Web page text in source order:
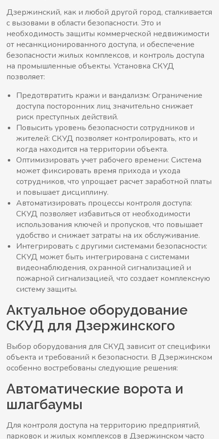
Дзержинский, как и любой другой город, сталкивается
с вызовами в области безопасности. Это и
необходимость защиты коммерческой недвижимости
от несанкционированного доступа, и обеспечение
безопасности жилых комплексов, и контроль доступа
на промышленные объекты. Установка СКУД
позволяет:
Предотвратить кражи и вандализм: Ограничение
доступа посторонних лиц значительно снижает
риск преступных действий.
Повысить уровень безопасности сотрудников и
жителей: СКУД позволяет контролировать, кто и
когда находится на территории объекта.
Оптимизировать учет рабочего времени: Система
может фиксировать время прихода и ухода
сотрудников, что упрощает расчет заработной платы
и повышает дисциплину.
Автоматизировать процессы контроля доступа:
СКУД позволяет избавиться от необходимости
использования ключей и пропусков, что повышает
удобство и снижает затраты на их обслуживание.
Интегрировать с другими системами безопасности:
СКУД может быть интегрирована с системами
видеонаблюдения, охранной сигнализацией и
пожарной сигнализацией, что создает комплексную
систему защиты.
Актуальное оборудование
СКУД для Дзержинского
Выбор оборудования для СКУД зависит от специфики
объекта и требований к безопасности. В Дзержинском
особенно востребованы следующие решения:
Автоматические ворота и
шлагбаумы
Для контроля доступа на территорию предприятий,
парковок и жилых комплексов в Дзержинском часто